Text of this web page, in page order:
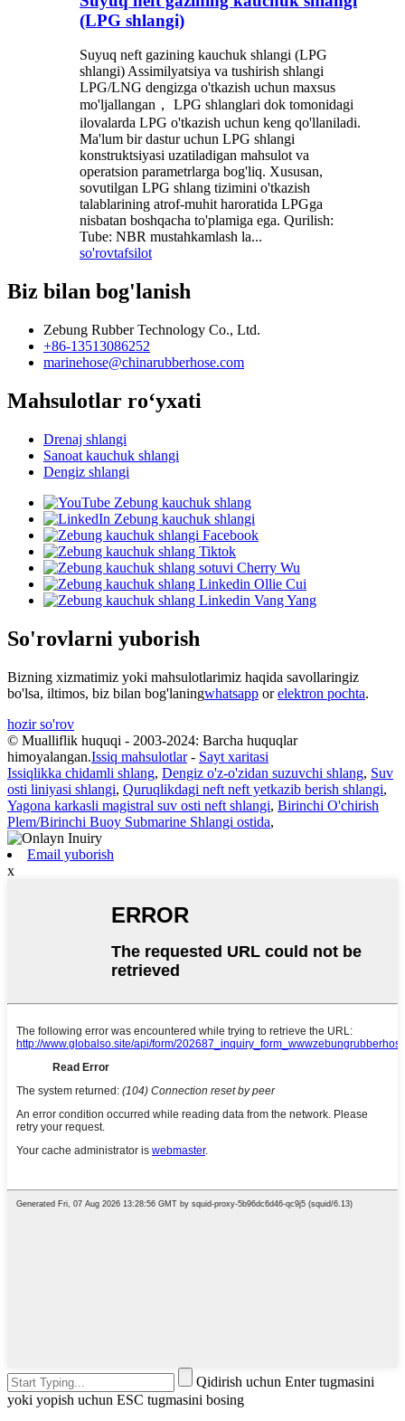
(LPG shlangi)
Suyuq neft gazining kauchuk shlangi (LPG
shlangi) Assimilyatsiya va tushirish shlangi
LPG/LNG dengizga o'tkazish uchun maxsus
mo'ljallangan， LPG shlanglari dok tomonidagi
ilovalarda LPG o'tkazish uchun keng qo'llaniladi.
Ma'lum bir dastur uchun LPG shlangi
konstruktsiyasi uzatiladigan mahsulot va
operatsion parametrlarga bog'liq. Xususan,
sovutilgan LPG shlang tizimini o'tkazish
talablarining atrof-muhit haroratida LPGga
nisbatan boshqacha to'plamiga ega. Qurilish:
Tube: NBR mustahkamlash la...
so'rovtafsilot
Biz bilan bog'lanish
Zebung Rubber Technology Co., Ltd.
+86-13513086252
marinehose@chinarubberhose.com
Mahsulotlar roʻyxati
Drenaj shlangi
Sanoat kauchuk shlangi
Dengiz shlangi
So'rovlarni yuborish
Bizning xizmatimiz yoki mahsulotlarimiz haqida savollaringiz
bo'lsa, iltimos, biz bilan bog'laningwhatsapp orelektron pochta.
hozir so'rov
© Mualliflik huquqi - 2003-2024: Barcha huquqlar
himoyalangan.Issiq mahsulotlar- Sayt xaritasi
Issiqlikka chidamli shlang, Dengiz o'z-o'zidan suzuvchi shlang, Suv
osti liniyasi shlangi, Quruqlikdagi neft neft yetkazib berish shlangi,
Yagona karkasli magistral suv osti neft shlangi, Birinchi O'chirish
Plem/Birinchi Buoy Submarine Shlangi ostida,
Email yuborish
x
Qidirish uchun Enter tugmasini
yoki yopish uchun ESC tugmasini bosing